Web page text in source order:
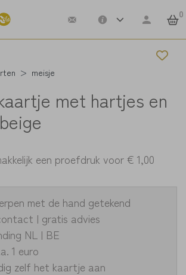
0
meisje
met hartjes en
een proefdruk voor€ 1,00
met de hand getekend
| gratis advies
NL | BE
1 euro
zelf het kaartje aan